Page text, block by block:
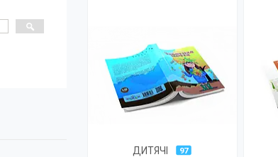
ДИТЯЧІ 97